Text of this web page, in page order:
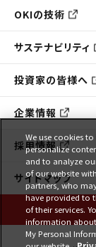
OKIの技術
サステナビリティ
投資家の皆様へ
企業情報
採用情報
サイトマップ
We use cookies
personalize
and to analyze
of our website
partners, who
have provided to
of their services.
information about
My Personal